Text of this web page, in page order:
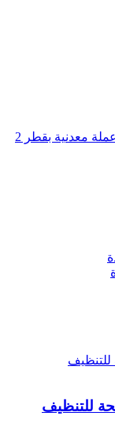
منديل ورقي مضغوط على شكل عملة معدنية بقطر 2
للتنظيف